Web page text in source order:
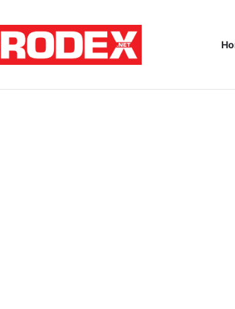
Pupovac i Šimpraga moraliziraju o Oluji, ali i dalje šute